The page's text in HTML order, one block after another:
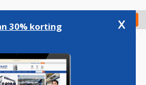
Check in
30% korting x